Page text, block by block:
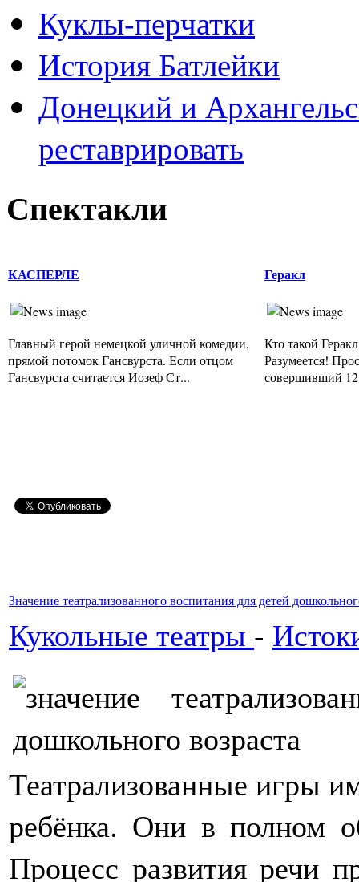
Куклы-перчатки
История Батлейки
Донецкий и
реставрировать
Спектакли
КАСПЕРЛЕ
Главный герой немецкой уличной комедии,
прямой потомок Гансвурста. Если отцом
Гансвурста считается Иозеф Ст...
Геракл
Кто такой
Разумеется!
совершивший
Значение театрализованного воспитания для детей
Кукольные театры -
Театрализованные игры
ребёнка. Они в полном
Процесс развития речи